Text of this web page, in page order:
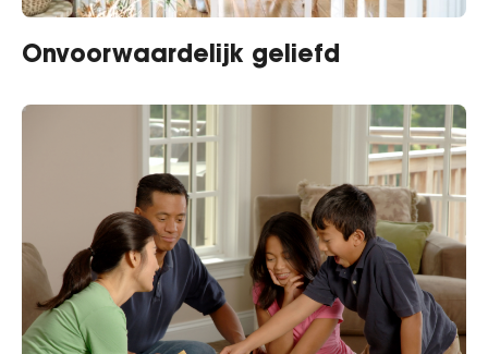
Onvoorwaardelijk geliefd